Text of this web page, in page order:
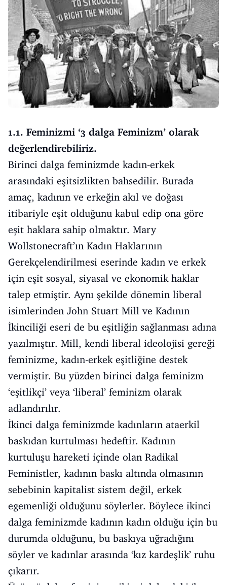
1.1. Feminizmi ‘3 dalga Feminizm’ olarak
değerlendirebiliriz.
Birinci dalga feminizmde kadın-erkek
arasındaki eşitsizlikten bahsedilir. Burada
amaç, kadının ve erkeğin akıl ve doğası
itibariyle eşit olduğunu kabul edip ona göre
eşit haklara sahip olmaktır. Mary
Wollstonecraft’ın Kadın Haklarının
Gerekçelendirilmesi eserinde kadın ve erkek
için eşit sosyal, siyasal ve ekonomik haklar
talep etmiştir. Aynı şekilde dönemin liberal
isimlerinden John Stuart Mill ve Kadının
İkinciliği eseri de bu eşitliğin sağlanması adına
yazılmıştır. Mill, kendi liberal ideolojisi gereği
feminizme, kadın-erkek eşitliğine destek
vermiştir. Bu yüzden birinci dalga feminizm
‘eşitlikçi’ veya ‘liberal’ feminizm olarak
adlandırılır.
İkinci dalga feminizmde kadınların ataerkil
baskıdan kurtulması hedeftir. Kadının
kurtuluşu hareketi içinde olan Radikal
Feministler, kadının baskı altında olmasının
sebebinin kapitalist sistem değil, erkek
egemenliği olduğunu söylerler. Böylece ikinci
dalga feminizmde kadının kadın olduğu için bu
durumda olduğunu, bu baskıya uğradığını
söyler ve kadınlar arasında ‘kız kardeşlik’ ruhu
çıkarır.